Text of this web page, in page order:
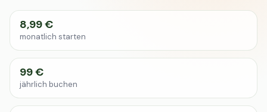
8,99 €
monatlich starten
99 €
jährlich buchen